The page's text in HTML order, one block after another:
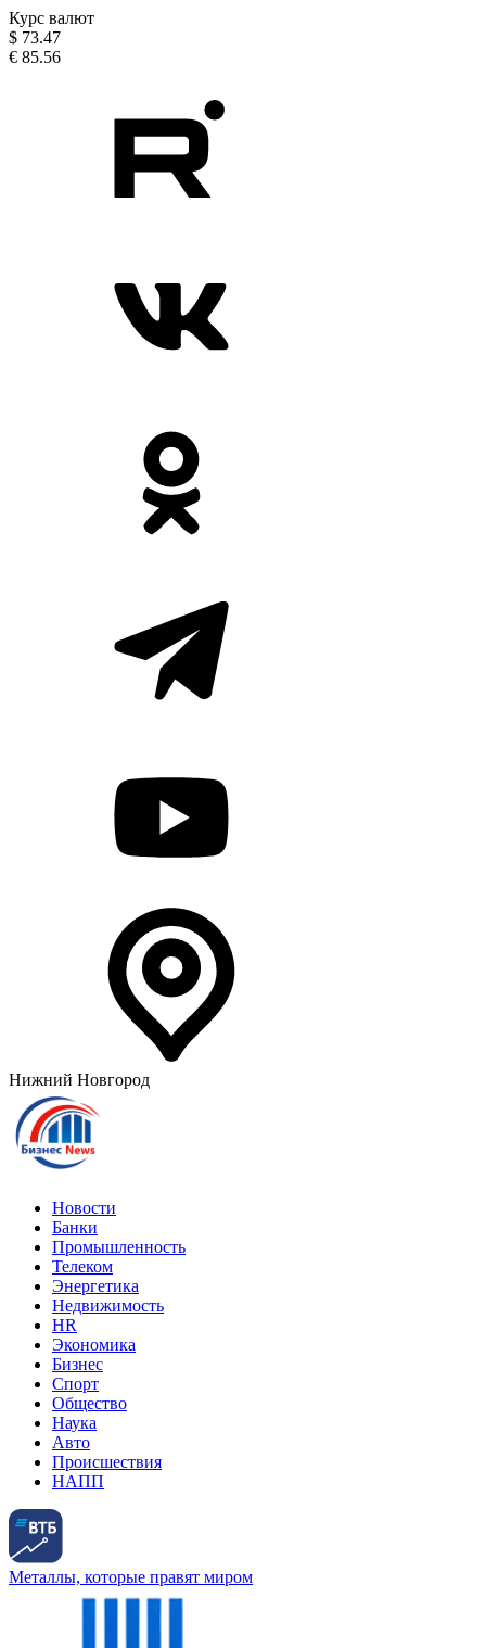
Курс валют
$ 73.47
€ 85.56
Нижний Новгород
Новости
Банки
Промышленность
Телеком
Энергетика
Недвижимость
HR
Экономика
Бизнес
Спорт
Общество
Наука
Авто
Происшествия
НАПП
Металлы, которые правят миром